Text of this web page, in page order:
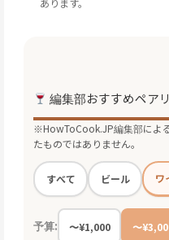
編集部おすすめペア
※HowToCook.JP編集部によ
たものではありません。
すべて ビール ワ
予算: 〜¥1,000 〜